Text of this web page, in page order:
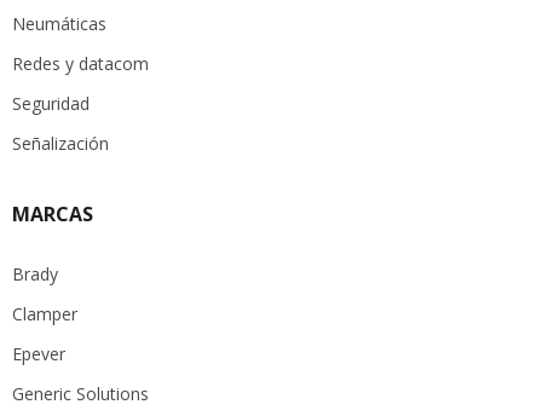
Neumáticas
Redes y datacom
Seguridad
Señalización
MARCAS
Brady
Clamper
Epever
Generic Solutions